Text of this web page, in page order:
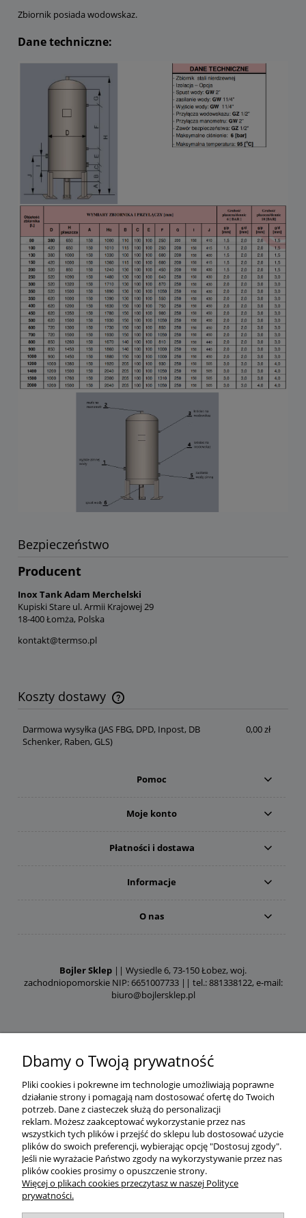
Zbiornik posiada wodowskaz.
Dane techniczne:
Bezpieczeństwo
Producent
Inox Tank Adam Merchelski
Kupiski Stare ul. Armii Krajowej 29
18-400 Łomża, Polska
kontakt@termso.pl
Koszty dostawy
Cena nie zawiera ewentualnych kosztów płatności
Darmowa wysyłka (JAS FBG, DPD, Inpost, DB
Schenker, Raben, GLS)
0,00 zł
Pomoc
Moje konto
Płatności i dostawa
Informacje
O nas
Bojler Sklep || Wysiedle 6, 73-150 Łobez, woj.
zachodniopomorskie NIP: 6651007733 || tel.: 881338122, e-mail:
biuro@bojlersklep.pl
Dbamy o Twoją prywatność
Pliki cookies i pokrewne im technologie umożliwiają poprawne
działanie strony i pomagają nam dostosować ofertę do Twoich
potrzeb. Dane z ciasteczek służą do personalizacji
reklam. Możesz zaakceptować wykorzystanie przez nas
wszystkich tych plików i przejść do sklepu lub dostosować użycie
plików do swoich preferencji, wybierając opcję "Dostosuj zgody".
Jeśli nie wyrażacie Państwo zgody na wykorzystywanie przez nas
plików cookies prosimy o opuszczenie strony.
Więcej o plikach cookies przeczytasz w naszej Polityce
prywatności.